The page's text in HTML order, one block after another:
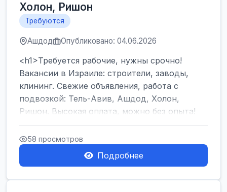
Холон, Ришон
Требуются
Ашдод Опубликовано: 04.06.2026
<h1>Требуется рабочие, нужны срочно!
Вакансии в Израиле: строители, заводы,
клининг. Свежие объявления, работа с
подвозкой: Тель-Авив, Ашдод, Холон,
Ришон. Высокая оплата, можно без опыта!
</h1><br />
... 58 просмотров
Подробнее